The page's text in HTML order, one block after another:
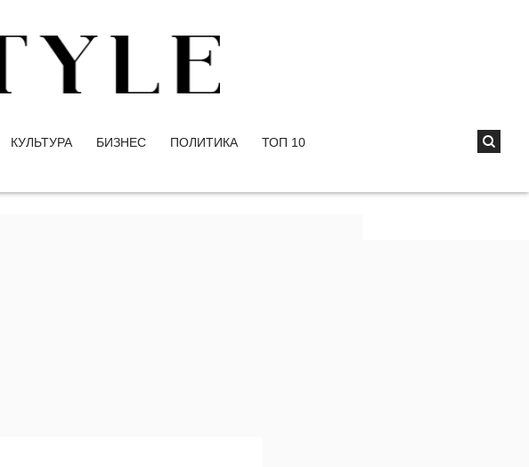
КУЛЬТУРА БИЗНЕС ПОЛИТИКА ТОП 10